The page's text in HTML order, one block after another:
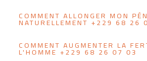
COMMENT ALLONGER MON
NATURELLEMENT +229 68 26
COMMENT AUGMENTER LA
L'HOMME +229 68 26 07 03